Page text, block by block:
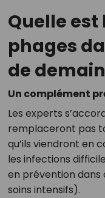
Quelle est
phages
de
Un complément
Les experts
remplaceront pas
qu’ils viendront en
les infections
en prévention
soins intensifs).